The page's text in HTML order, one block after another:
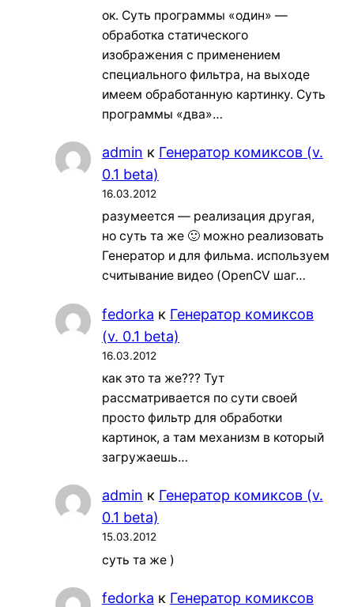
ок. Суть программы «один» —
обработка статического
изображения с применением
специального фильтра, на выходе
имеем обработанную картинку. Суть
программы «два»…
admin к Генератор комиксов (v.
0.1 beta)
16.03.2012
разумеется — реализация другая,
но суть та же 🙂 можно реализовать
Генератор и для фильма. используем
считывание видео (OpenCV шаг…
fedorka к Генератор комиксов
(v. 0.1 beta)
16.03.2012
как это та же??? Тут
рассматривается по сути своей
просто фильтр для обработки
картинок, а там механизм в который
загружаешь…
admin к Генератор комиксов (v.
0.1 beta)
15.03.2012
суть та же )
fedorka к Генератор комиксов